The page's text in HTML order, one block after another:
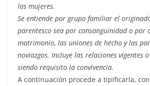
las mujeres.
Se entiende por grupo familiar el
parentesco sea por consanguinidad o por
matrimonio, las uniones de hecho y las
noviazgos. Incluye las relaciones vigentes
siendo requisito la convivencia.
A continuación procede a tipificarla,